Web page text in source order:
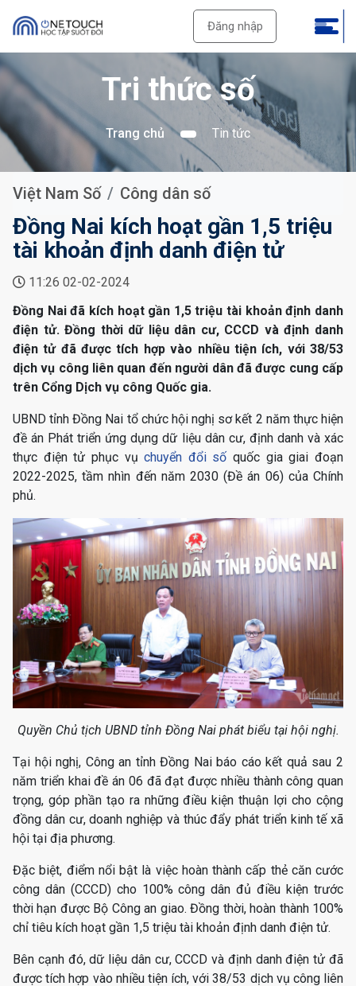
Đăng nhập
Tri thức số
Trang chủ Tin tức
Việt Nam Số Công dân số
Đồng Nai kích hoạt gần 1,5 triệu
tài khoản định danh điện tử
11:26 02-02-2024
Đồng Nai đã kích hoạt gần 1,5 triệu tài khoản định danh
điện tử. Đồng thời dữ liệu dân cư, CCCD và định danh
điện tử đã được tích hợp vào nhiều tiện ích, với 38/53
dịch vụ công liên quan đến người dân đã được cung cấp
trên Cổng Dịch vụ công Quốc gia.
UBND tỉnh Đồng Nai tổ chức hội nghị sơ kết 2 năm thực hiện
đề án Phát triển ứng dụng dữ liệu dân cư, định danh và xác
thực điện tử phục vụchuyển đổi số quốc gia giai đoạn
2022-2025, tầm nhìn đến năm 2030 (Đề án 06) của Chính
phủ.
Quyền Chủ tịch UBND tỉnh Đồng Nai phát biểu tại hội nghị.
Tại hội nghị, Công an tỉnh Đồng Nai báo cáo kết quả sau 2
năm triển khai đề án 06 đã đạt được nhiều thành công quan
trọng, góp phần tạo ra những điều kiện thuận lợi cho cộng
đồng dân cư, doanh nghiệp và thúc đẩy phát triển kinh tế xã
hội tại địa phương.
Đặc biệt, điểm nổi bật là việc hoàn thành cấp thẻ căn cước
công dân (CCCD) cho 100% công dân đủ điều kiện trước
thời hạn được Bộ Công an giao. Đồng thời, hoàn thành 100%
chỉ tiêu kích hoạt gần 1,5 triệu tài khoản định danh điện tử.
Bên cạnh đó, dữ liệu dân cư, CCCD và định danh điện tử đã
được tích hợp vào nhiều tiện ích, với 38/53 dịch vụ công liên